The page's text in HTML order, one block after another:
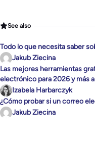
See also
Todo lo que necesita saber
Jakub Ziecina
Las mejores herramientas
electrónico para 2026 y más
Izabela Harbarczyk
¿Cómo probar si un correo
Jakub Ziecina